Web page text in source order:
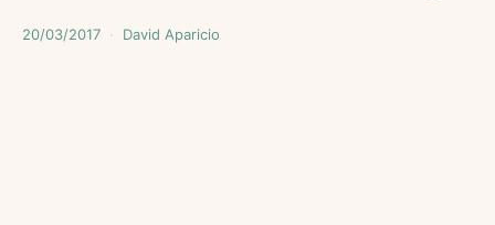
20/03/2017 David Aparicio